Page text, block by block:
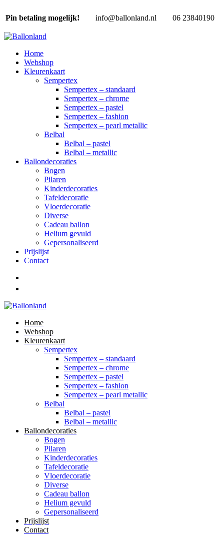
Pin betaling mogelijk! info@ballonland.nl 06 23840190
Home
Webshop
Kleurenkaart
Sempertex
Sempertex – standaard
Sempertex – chrome
Sempertex – pastel
Sempertex – fashion
Sempertex – pearl metallic
Belbal
Belbal – pastel
Belbal – metallic
Ballondecoraties
Bogen
Pilaren
Kinderdecoraties
Tafeldecoratie
Vloerdecoratie
Diverse
Cadeau ballon
Helium gevuld
Gepersonaliseerd
Prijslijst
Contact
Home
Webshop
Kleurenkaart
Sempertex
Sempertex – standaard
Sempertex – chrome
Sempertex – pastel
Sempertex – fashion
Sempertex – pearl metallic
Belbal
Belbal – pastel
Belbal – metallic
Ballondecoraties
Bogen
Pilaren
Kinderdecoraties
Tafeldecoratie
Vloerdecoratie
Diverse
Cadeau ballon
Helium gevuld
Gepersonaliseerd
Prijslijst
Contact